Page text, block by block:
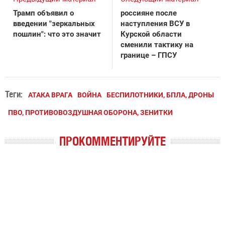
Трамп объявил о
введении "зеркальных
пошлин": что это значит
россияне после
наступления ВСУ в
Курской области
сменили тактику на
границе – ГПСУ
Теги: АТАКА ВРАГА ВОЙНА БЕСПИЛОТНИКИ, БПЛА, ДРОНЫ
ПВО, ПРОТИВОВОЗДУШНАЯ ОБОРОНА, ЗЕНИТКИ
ПРОКОММЕНТИРУЙТЕ